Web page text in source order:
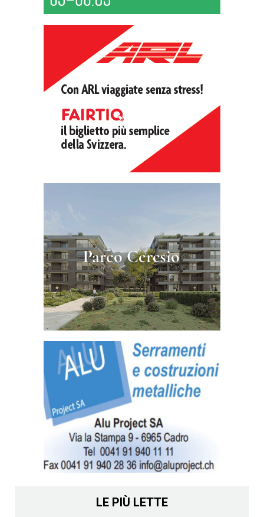
LE PIÙ LETTE